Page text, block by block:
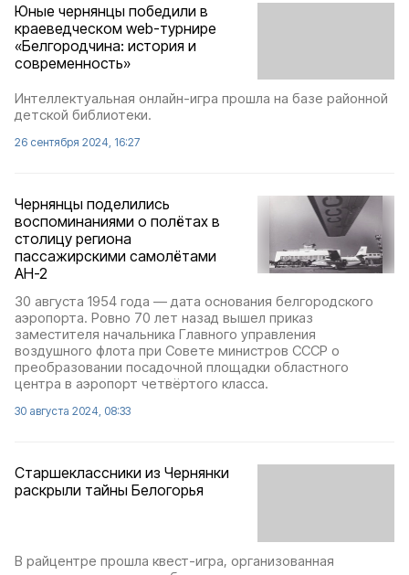
Юные чернянцы победили в
краеведческом web-турнире
«Белгородчина: история и
современность»
Интеллектуальная онлайн-игра прошла на базе районной
детской библиотеки.
26 сентября 2024, 16:27
Чернянцы поделились
воспоминаниями о полётах в
столицу региона
пассажирскими самолётами
АН-2
30 августа 1954 года — дата основания белгородского
аэропорта. Ровно 70 лет назад вышел приказ
заместителя начальника Главного управления
воздушного флота при Совете министров СССР о
преобразовании посадочной площадки областного
центра в аэропорт четвёртого класса.
30 августа 2024, 08:33
Старшеклассники из Чернянки
раскрыли тайны Белогорья
В райцентре прошла квест-игра, организованная